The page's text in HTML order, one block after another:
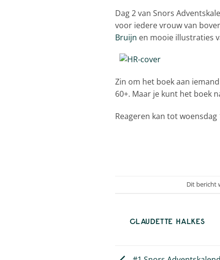
Dag 2 van Snors
voor iedere vrouw van
Bruijn en mooie illustraties
Zin om het boek aan
60+. Maar je kunt het boek
Reageren kan tot woensdag
Dit bericht
CLAUDETTE HALKES